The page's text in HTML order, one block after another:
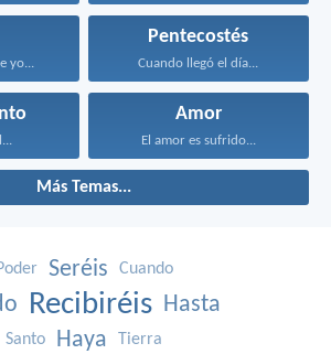
yo...
Pentecostés
Cuando llegó el día...
Amor
El amor es sufrido...
Más Temas...
Seréis Cuando
Recibiréis Hasta
Santo Haya Tierra